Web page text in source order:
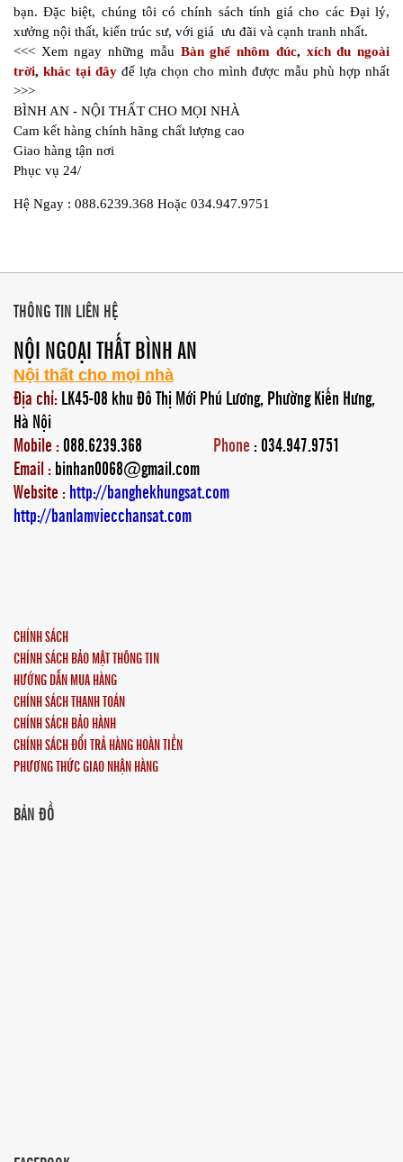
bạn. Đặc biệt, chúng tôi có chính sách tính giá cho các Đại lý,
xưởng nội thất, kiến trúc sư, với giá ưu đãi và cạnh tranh nhất.
<<< Xem ngay những mẫu Bàn ghế nhôm đúc, xích đu ngoài
trời, khác tại đây để lựa chọn cho mình được mẫu phù hợp nhất
>>>
BÌNH AN - NỘI THẤT CHO MỌI NHÀ
Cam kết hàng chính hãng chất lượng cao
Giao hàng tận nơi
Phục vụ 24/
Hệ Ngay : 088.6239.368 Hoặc 034.947.9751
THÔNG TIN LIÊN HỆ
NỘI NGOẠI THẤT BÌNH AN
Nội thất cho mọi nhà
Địa chỉ: LK45-08 khu Đô Thị Mới Phú Lương, Phường Kiến Hưng,
Hà Nội
Mobile : 088.6239.368 Phone: 034.947.9751
Email : binhan0068@gmail.com
Website : http://banghekhungsat.com
http://banlamviecchansat.com
CHÍNH SÁCH
CHÍNH SÁCH BẢO MẬT THÔNG TIN
HƯỚNG DẪN MUA HÀNG
CHÍNH SÁCH THANH TOÁN
CHÍNH SÁCH BẢO HÀNH
CHÍNH SÁCH ĐỔI TRẢ HÀNG HOÀN TIỀN
PHƯƠNG THỨC GIAO NHẬN HÀNG
BẢN ĐỒ